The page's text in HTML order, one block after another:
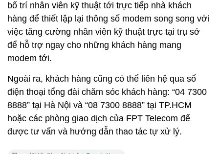
bố trí nhân viên kỹ thuật tới trực tiếp nhà khách
hàng để thiết lập lại thông số modem song song với
việc tăng cường nhân viên kỹ thuật trực tại trụ sở
để hỗ trợ ngay cho những khách hàng mang
modem tới.
Ngoài ra, khách hàng cũng có thể liên hệ qua số
điện thoại tổng đài chăm sóc khách hàng: “04 7300
8888” tại Hà Nội và “08 7300 8888” tại TP.HCM
hoặc các phòng giao dịch của FPT Telecom để
được tư vấn và hướng dẫn thao tác tự xử lý.